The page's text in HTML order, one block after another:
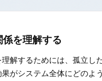
を理解する
解するためには、孤立し
がシステム全体にどのよ